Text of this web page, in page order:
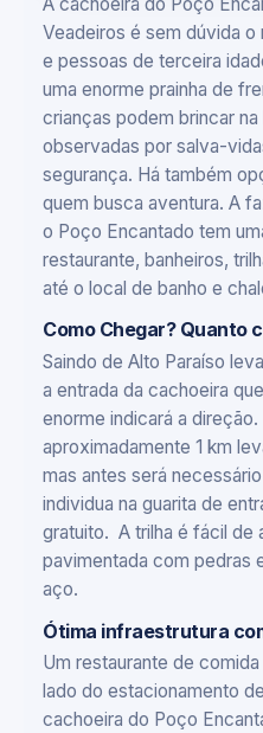
Veadeiros é sem dúvida o
e pessoas de terceira
uma enorme prainha de
crianças podem brincar
observadas por salva-
segurança. Há também
quem busca aventura. A
o Poço Encantado tem
restaurante, banheiros,
até o local de banho e
Como Chegar? Quanto
Saindo de Alto Paraíso
a entrada da cachoeira
enorme indicará a
aproximadamente 1 km
mas antes será
individua na guarita de
gratuito. A trilha é fácil de
pavimentada com pedras
aço.
Ótima infraestrutura
Um restaurante de
lado do estacionamento
cachoeira do Poço